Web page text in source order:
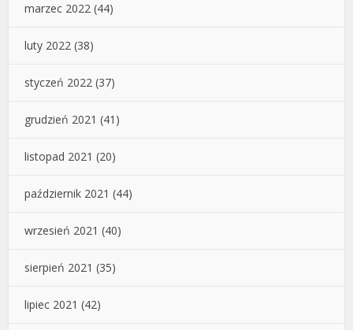
marzec 2022 (44)
luty 2022 (38)
styczeń 2022 (37)
grudzień 2021 (41)
listopad 2021 (20)
październik 2021 (44)
wrzesień 2021 (40)
sierpień 2021 (35)
lipiec 2021 (42)